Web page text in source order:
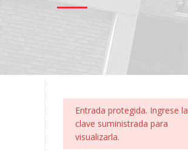
Entrada protegida. Ingrese la
clave suministrada para
visualizarla.